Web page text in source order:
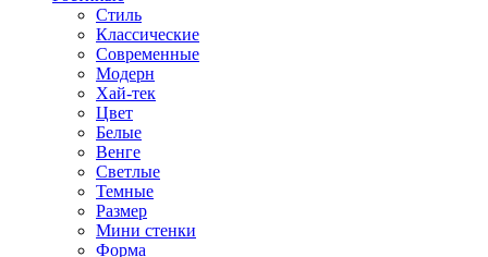
Стиль
Классические
Современные
Модерн
Хай-тек
Цвет
Белые
Венге
Светлые
Темные
Размер
Мини стенки
Форма